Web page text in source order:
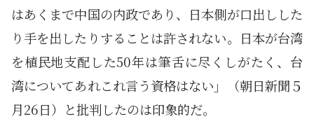
はあくまで中国の内政であり、日本側が口出しした
り手を出したりすることは許されない。日本が台湾
を植民地支配した50年は筆舌に尽くしがたく、台
湾についてあれこれ言う資格はない」（朝日新聞５
月26日）と批判したのは印象的だ。